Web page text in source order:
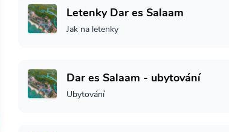
Letenky Dar es Salaam
Jak na letenky
Dar es Salaam - ubytování
Ubytování